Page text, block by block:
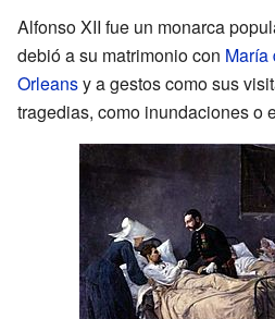
Alfonso XII fue un monarca
debió a su matrimonio con María
Orleansy a gestos como sus
tragedias, como inundaciones o